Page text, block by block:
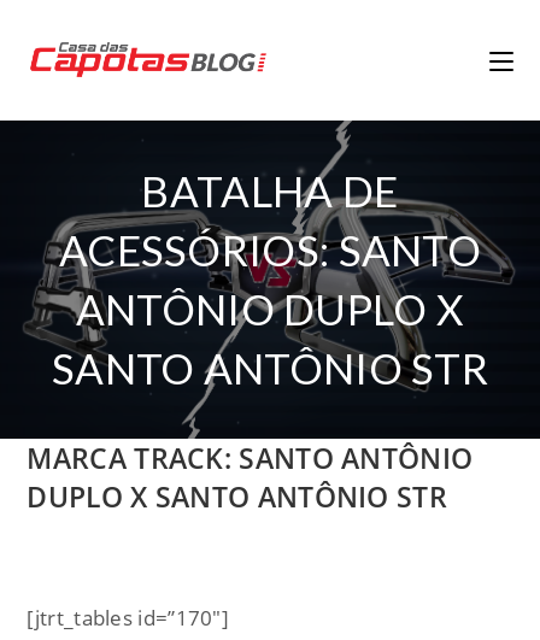
BATALHA DE
ACESSÓRIOS: SANTO
ANTÔNIO DUPLO X
SANTO ANTÔNIO STR
MARCA TRACK: SANTO ANTÔNIO
DUPLO X SANTO ANTÔNIO STR
[jtrt_tables id=”170″]